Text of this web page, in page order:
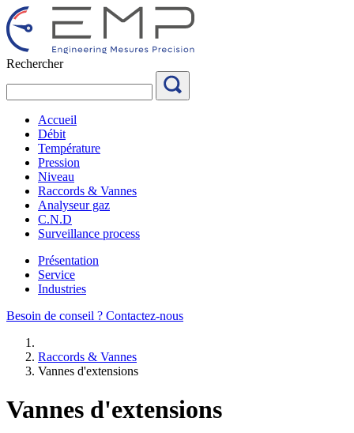
Aller
au
contenu
Rechercher
Accueil
Débit
Température
Pression
Niveau
Raccords & Vannes
Analyseur gaz
C.N.D
Surveillance process
Présentation
Service
Industries
Besoin de conseil ? Contactez-nous
Raccords & Vannes
Vannes d'extensions
Vannes d'extensions